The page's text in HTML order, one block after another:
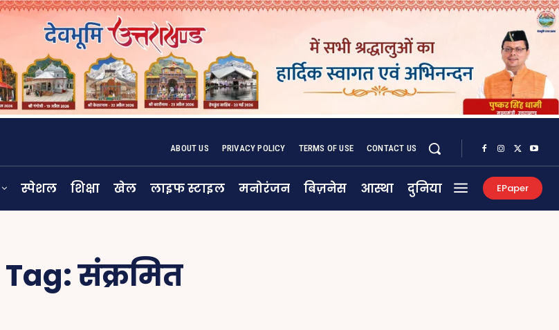
ABOUT US PRIVACY POLICY TERMS OF USE CONTACT US
स्पेशल शिक्षा खेल लाइफ स्टाइल मनोरंजन बिज़नेस आस्था दुनिया EPaper
Tag:संक्रमित